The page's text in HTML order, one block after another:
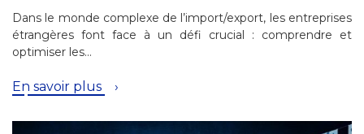
Dans le monde complexe de l’import/export, les entreprises
étrangères font face à un défi crucial : comprendre et
optimiser les…
En savoir plus